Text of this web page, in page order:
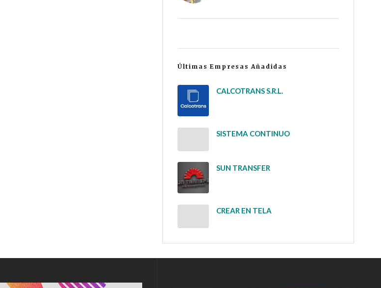
Últimas Empresas Añadidas
CALCOTRANS S.R.L.
SISTEMA CONTINUO
SUN TRANSFER
CREAR EN TELA